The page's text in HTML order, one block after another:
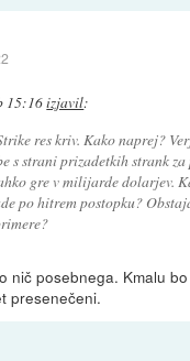
15:16izjavil:
res kriv. Kako naprej?
s strani prizadetkih strank
gre v milijarde dolarjev.
po hitrem postopku?
nič posebnega. Kmalu
presenečeni.